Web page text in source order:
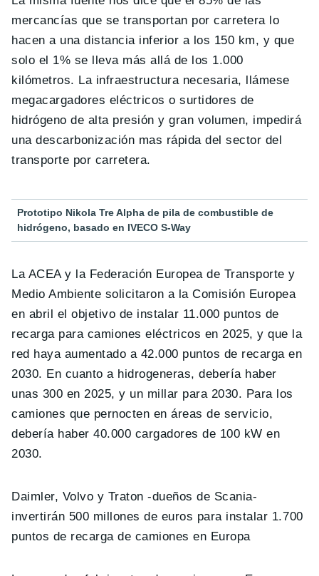
mercancías que se transportan por carretera lo
hacen a una distancia inferior a los 150 km, y que
solo el 1% se lleva más allá de los 1.000
kilómetros. La infraestructura necesaria, llámese
megacargadores eléctricos o surtidores de
hidrógeno de alta presión y gran volumen, impedirá
una descarbonización mas rápida del sector del
transporte por carretera.
Prototipo Nikola Tre Alpha de pila de combustible de
hidrógeno, basado en IVECO S-Way
La ACEA y la Federación Europea de Transporte y
Medio Ambiente solicitaron a la Comisión Europea
en abril el objetivo de instalar 11.000 puntos de
recarga para camiones eléctricos en 2025, y que la
red haya aumentado a 42.000 puntos de recarga en
2030. En cuanto a hidrogeneras, debería haber
unas 300 en 2025, y un millar para 2030. Para los
camiones que pernocten en áreas de servicio,
debería haber 40.000 cargadores de 100 kW en
2030.
Daimler, Volvo y Traton -dueños de Scania-
invertirán 500 millones de euros para instalar 1.700
puntos de recarga de camiones en Europa